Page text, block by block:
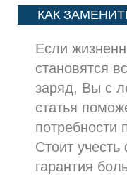
КАК
Если
становятся
заряд, Вы с
статья
потребности
Стоит
гарантия